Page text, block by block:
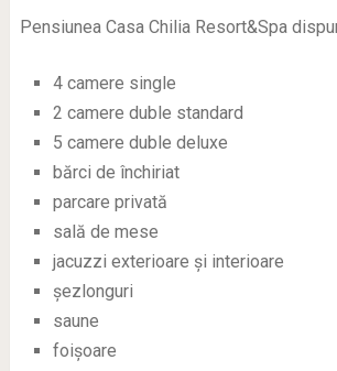
Pensiunea Casa Chilia Resort&Spa
4 camere single
2 camere duble standard
5 camere duble deluxe
bărci de închiriat
parcare privată
sală de mese
jacuzzi exterioare și interioare
șezlonguri
saune
foișoare